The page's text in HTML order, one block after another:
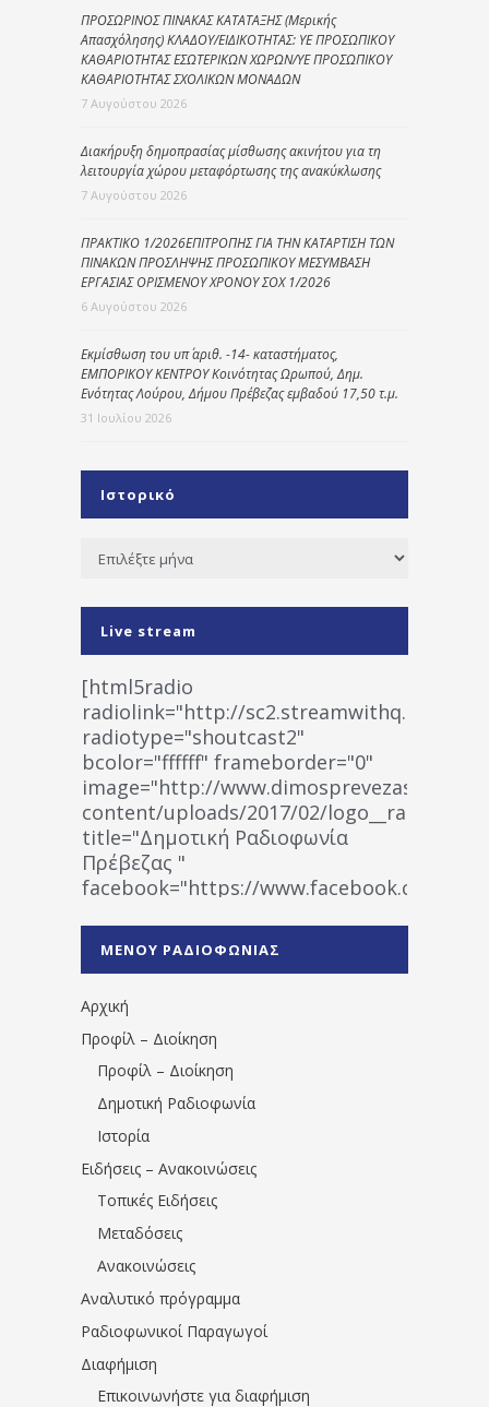
ΠΡΟΣΩΡΙΝΟΣ ΠΙΝΑΚΑΣ ΚΑΤΑΤΑΞΗΣ (Μερικής
Απασχόλησης) ΚΛΑΔΟΥ/ΕΙΔΙΚΟΤΗΤΑΣ: ΥΕ ΠΡΟΣΩΠΙΚΟΥ
ΚΑΘΑΡΙΟΤΗΤΑΣ ΕΣΩΤΕΡΙΚΩΝ ΧΩΡΩΝ/ΥΕ ΠΡΟΣΩΠΙΚΟΥ
ΚΑΘΑΡΙΟΤΗΤΑΣ ΣΧΟΛΙΚΩΝ ΜΟΝΑΔΩΝ
7 Αυγούστου 2026
Διακήρυξη δημοπρασίας μίσθωσης ακινήτου για τη
λειτουργία χώρου μεταφόρτωσης της ανακύκλωσης
7 Αυγούστου 2026
ΠΡΑΚΤΙΚΟ 1/2026ΕΠΙΤΡΟΠΗΣ ΓΙΑ ΤΗΝ ΚΑΤΑΡΤΙΣΗ ΤΩΝ
ΠΙΝΑΚΩΝ ΠΡΟΣΛΗΨΗΣ ΠΡΟΣΩΠΙΚΟΥ ΜΕΣΥΜΒΑΣΗ
ΕΡΓΑΣΙΑΣ ΟΡΙΣΜΕΝΟΥ ΧΡΟΝΟΥ ΣΟΧ 1/2026
6 Αυγούστου 2026
Εκμίσθωση του υπ΄ αριθ. -14- καταστήματος,
ΕΜΠΟΡΙΚΟΥ ΚΕΝΤΡΟΥ Κοινότητας Ωρωπού, Δημ.
Ενότητας Λούρου, Δήμου Πρέβεζας εμβαδού 17,50 τ.μ.
31 Ιουλίου 2026
Ιστορικό
Ιστορικό
Live stream
[html5radio
radiolink="http://
radiotype="shoutcast2"
bcolor="ffffff" frameborder="0"
image="http://www.dimosprevezas.gr/wp-
content/uploads/2017/02/
title="Δημοτική Ραδιοφωνία
Πρέβεζας "
facebook="https://www.facebook.com/
1531194763766854/" artist="" ]
ΜΕΝΟΥ ΡΑΔΙΟΦΩΝΙΑΣ
Αρχική
Προφίλ – Διοίκηση
Προφίλ – Διοίκηση
Δημοτική Ραδιοφωνία
Ιστορία
Ειδήσεις – Ανακοινώσεις
Τοπικές Ειδήσεις
Μεταδόσεις
Ανακοινώσεις
Αναλυτικό πρόγραμμα
Ραδιοφωνικοί Παραγωγοί
Διαφήμιση
Επικοινωνήστε για διαφήμιση